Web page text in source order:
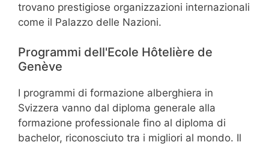
trovano prestigiose organizzazioni internazionali
come il Palazzo delle Nazioni.
Programmi dell'Ecole Hôtelière de
Genève
I programmi di formazione alberghiera in
Svizzera vanno dal diploma generale alla
formazione professionale fino al diploma di
bachelor, riconosciuto tra i migliori al mondo. Il